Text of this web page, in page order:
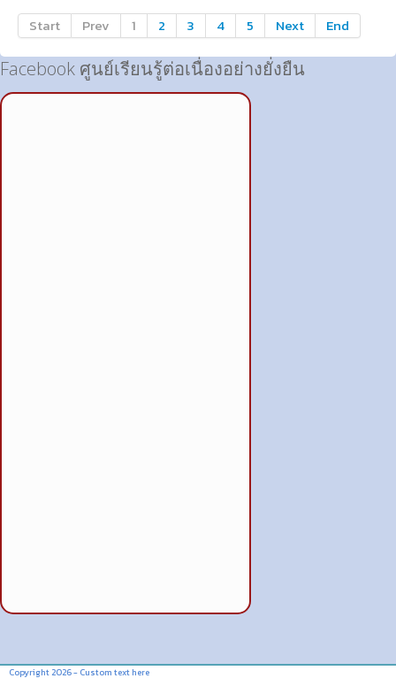
Copyright 2026 - Custom text here
Start
Prev 1 2 3 4 5 Next End
Facebook ศูนย์เรียนรู้ต่อเนื่องอย่างยั่งยืน